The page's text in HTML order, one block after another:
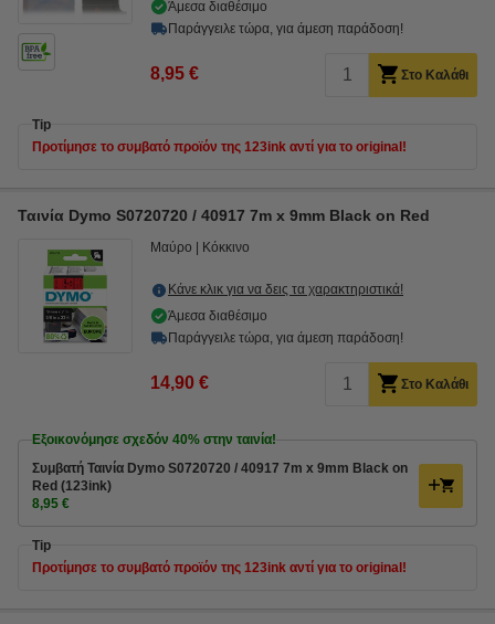
Άμεσα διαθέσιμο
Παράγγειλε τώρα, για άμεση παράδοση!
8,95 € Στο Καλάθι
Tip
Προτίμησε το συμβατό προϊόν της 123ink αντί για το original!
Ταινία Dymo S0720720 / 40917 7m x 9mm Black on Red
Μαύρο Κόκκινο
Κάνε κλικ για να δεις τα χαρακτηριστικά!
Άμεσα διαθέσιμο
Παράγγειλε τώρα, για άμεση παράδοση!
14,90 € Στο Καλάθι
Εξοικονόμησε σχεδόν 40% στην ταινία!
Συμβατή Ταινία Dymo S0720720 / 40917 7m x 9mm Black on
Red (123ink)
8,95 €
Tip
Προτίμησε το συμβατό προϊόν της 123ink αντί για το original!